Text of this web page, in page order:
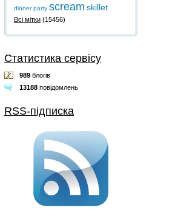
dinner party scream skillet
Всі мітки (15456)
Статистика сервісу
989 блогів
13188 повідомлень
RSS-підписка